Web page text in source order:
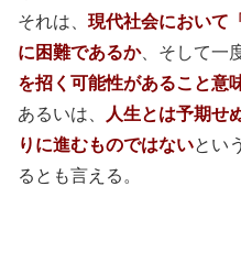
それは、 現代社会において
に困難であるか、そして一
を招く可能性があること意
あるいは、
人生とは予期せ
りに進むものではないとい
るとも言える。